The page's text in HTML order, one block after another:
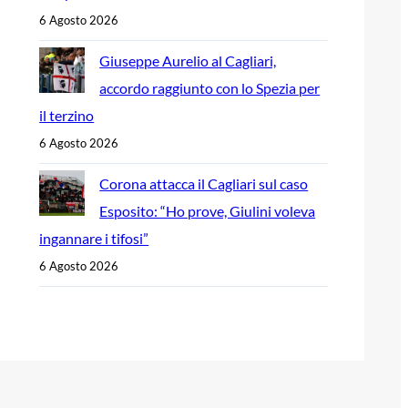
6 Agosto 2026
Giuseppe Aurelio al Cagliari,
accordo raggiunto con lo Spezia per
il terzino
6 Agosto 2026
Corona attacca il Cagliari sul caso
Esposito: “Ho prove, Giulini voleva
ingannare i tifosi”
6 Agosto 2026